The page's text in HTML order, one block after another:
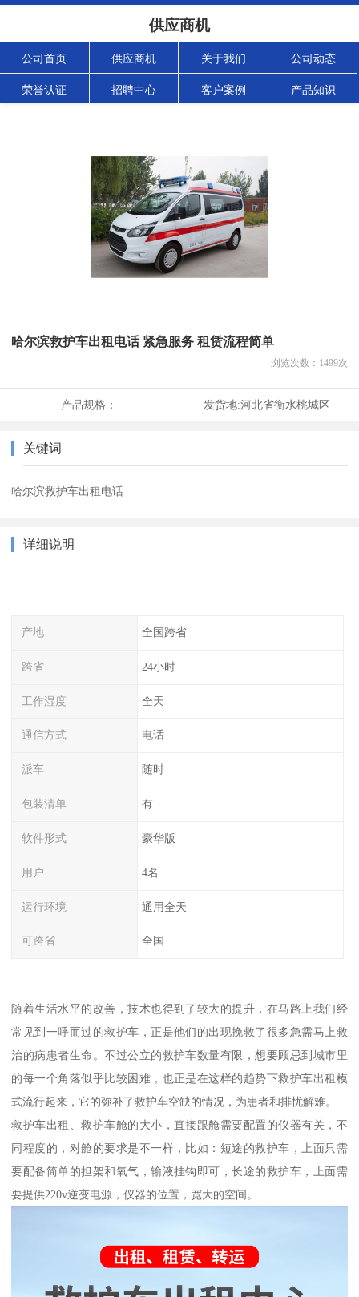
供应商机
公司首页 供应商机 关于我们 公司动态
荣誉认证 招聘中心 客户案例 产品知识
哈尔滨救护车出租电话 紧急服务 租赁流程简单
浏览次数： 1499次
产品规格： 发货地:河北省衡水桃城区
关键词
哈尔滨救护车出租电话
详细说明
产地 全国跨省
跨省 24小时
工作湿度 全天
通信方式 电话
派车 随时
包装清单 有
软件形式 豪华版
用户 4名
运行环境 通用全天
可跨省 全国
随着生活水平的改善，技术也得到了较大的提升，在马路上我们经
常见到一呼而过的救护车，正是他们的出现挽救了很多急需马上救
治的病患者生命。不过公立的救护车数量有限，想要顾忌到城市里
的每一个角落似乎比较困难，也正是在这样的趋势下救护车出租模
式流行起来，它的弥补了救护车空缺的情况，为患者和排忧解难。
救护车出租、救护车舱的大小，直接跟舱需要配置的仪器有关，不
同程度的，对舱的要求是不一样，比如：短途的救护车，上面只需
要配备简单的担架和氧气，输液挂钩即可，长途的救护车，上面需
要提供220v逆变电源，仪器的位置，宽大的空间。